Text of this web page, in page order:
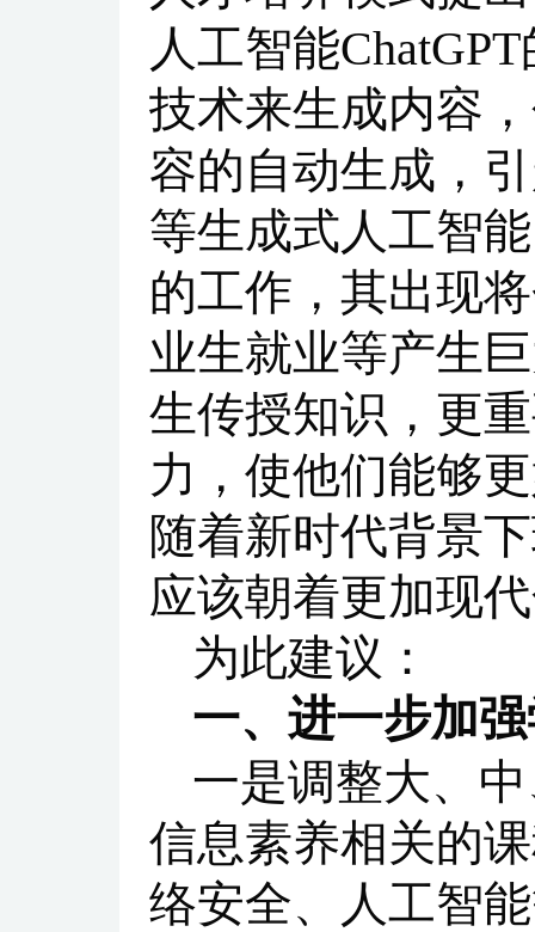
人工智能
技术来生成内容
容的自动生成，
等生成式人工智
的工作，其出现
业生就业等产生
生传授知识，更
力，使他们能够
随着新时代背景
应该朝着更加现
为此建议：
一、进一步加
一是调整大、
信息素养相关的
络安全、人工智